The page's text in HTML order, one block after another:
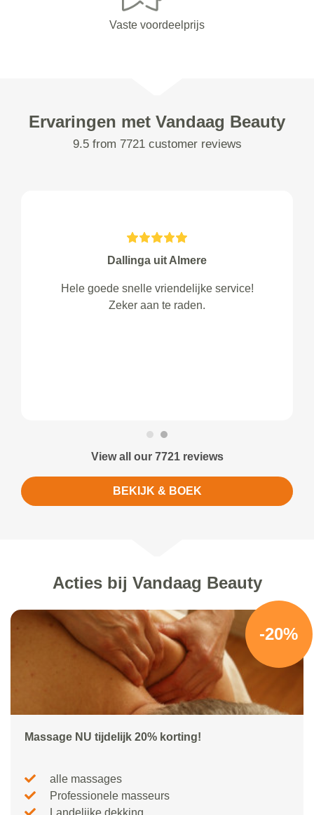
Vaste voordeelprijs
Ervaringen met Vandaag Beauty
9.5 from 7721 customer reviews
Dallinga uit Almere
Hele goede snelle vriendelijke service!
Zeker aan te raden.
View all our 7721 reviews
BEKIJK & BOEK
Acties bij Vandaag Beauty
-20%
Massage NU tijdelijk 20% korting!
alle massages
Professionele masseurs
Landelijke dekking